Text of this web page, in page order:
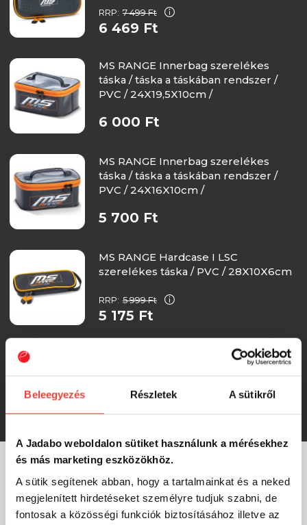
Beleegyezés Részletek A sütikről
A Jadabo weboldalon sütiket használunk a mérésekhez
és más marketing eszközökhöz.
A sütik segítenek abban, hogy a tartalmainkat és a neked
megjelenített hirdetéseket személyre tudjuk szabni, de
fontosak a közösségi funkciók biztosításához illetve az
RRP: 7 499 Ft
6 469 Ft
MS RANGE Innerbag szerelékes
táska / táska a táskában rendszer /
PVC / 24X19,5X10cm /
6 000 Ft
MS RANGE Innerbag szerelékes
táska / táska a táskában rendszer /
PVC / 24X16X10cm /
5 700 Ft
MS RANGE Hardcase I LSC
szerelékes táska / PVC / 28X10X6cm
RRP: 5 999 Ft
5 175 Ft
MS RANGE Hardcase III LSC
szerelékes táska / PVC / 16X16X9cm
7 499 Ft
4 599 Ft
MÁRKÁINK